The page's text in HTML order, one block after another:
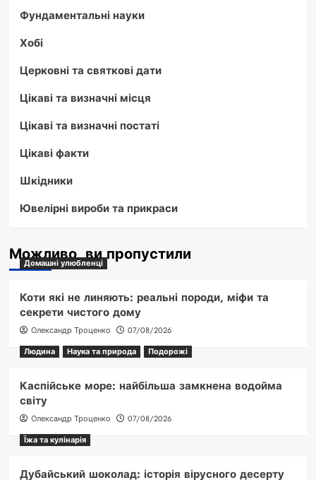
Фундаментальні науки
Хобі
Церковні та святкові дати
Цікаві та визначні місця
Цікаві та визначні постаті
Цікаві факти
Шкідники
Ювелірні вироби та прикраси
Можливо, ви пропустили
Домашні улюбленці
Коти які не линяють: реальні породи, міфи та
секрети чистого дому
Олександр Троценко
07/08/2026
Людина
Наука та природа Подорожі
Каспійське море: найбільша замкнена водойма
світу
Олександр Троценко
07/08/2026
Їжа та кулінарія
Дубайський шоколад: історія вірусного десерту